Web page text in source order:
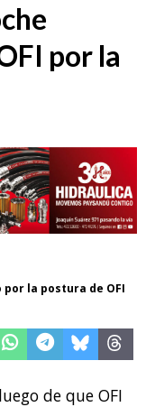
por la
la postura de OFI
de que OFI